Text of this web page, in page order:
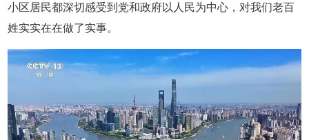
小区居民都深切感受到党和政府以人民为中心，对我们老百
姓实实在在做了实事。